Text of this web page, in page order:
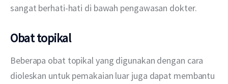
sangat berhati-hati di bawah pengawasan dokter.
Obat topikal
Beberapa obat topikal yang digunakan dengan cara
dioleskan untuk pemakaian luar juga dapat membantu